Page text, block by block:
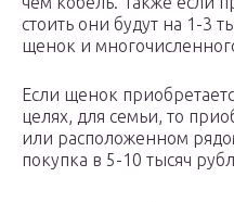
стоить они будут на 1-3
щенок и
Если щенок
целях, для семьи, то
или расположенном
покупка в 5-10 тысяч